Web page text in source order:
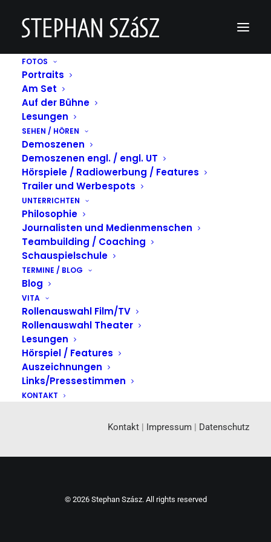
FOTOS
Portraits
Am Set
Auf der Bühne
Lesungen
SEHEN / HÖREN
Demoszenen
Demoszenen engl. / engl. UT
Hörspiele / Radiowerbung / Features
Trailer und Werbespots
UNTERRICHTEN
Philosophie
Journalisten und Medienmenschen
Teambuilding / Coaching
Schauspielschule
TERMINE / BLOG
Blog
VITA
Rollenauswahl Film/TV
Rollenauswahl Theater
Lesungen
Hörspiel / Features
Auszeichnungen
Links/Pressestimmen
KONTAKT
Home katie 2 - SD 480p
https://www.stephan-szasz.de/wp-
content/uploads/2020/03/katie-2-SD-
480p.mov
Kontakt | Impressum | Datenschutz
© 2026 Stephan Szász. All rights reserved